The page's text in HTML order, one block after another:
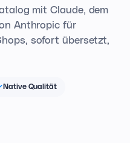
mit Claude, dem
Anthropic für
sofort übersetzt,
Native Qualität